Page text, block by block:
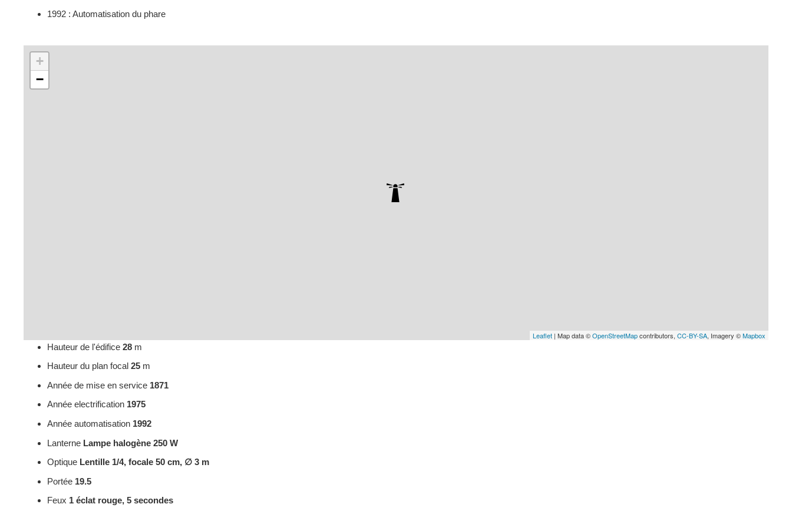
1992 : Automatisation du phare
+
−
Leaflet | Map data ©OpenStreetMapcontributors, CC-BY-SA, Imagery ©Mapbox
Hauteur de l'édifice 28 m
Hauteur du plan focal 25 m
Année de mise en service 1871
Année electrification 1975
Année automatisation 1992
Lanterne Lampe halogène 250 W
Optique Lentille 1/4, focale 50 cm, ∅ 3 m
Portée 19.5
Feux 1 éclat rouge, 5 secondes